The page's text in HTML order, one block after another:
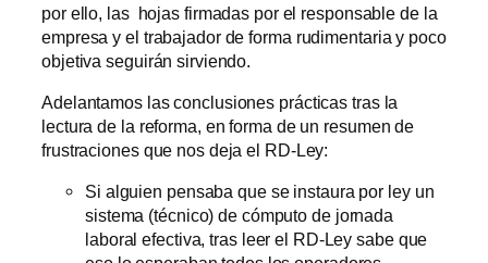
por ello, las hojas firmadas por el responsable de la
empresa y el trabajador de forma rudimentaria y poco
objetiva seguirán sirviendo.
Adelantamos las conclusiones prácticas tras la
lectura de la reforma, en forma de un resumen de
frustraciones que nos deja el RD-Ley:
Si alguien pensaba que se instaura por ley un
sistema (técnico) de cómputo de jornada
laboral efectiva, tras leer el RD-Ley sabe que